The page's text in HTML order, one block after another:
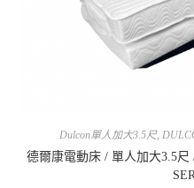
Dulcon單人加大3.5尺,
德爾康電動床 / 單人加大3.5